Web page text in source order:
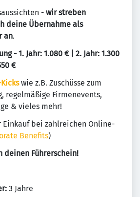
- wir streben
deine Übernahme als
an.
- 1. Jahr: 1.080 € | 2. Jahr: 1.300
€
wie z.B. Zuschüsse zum
regelmäßige Firmenevents,
& vieles mehr!
bei zahlreichen Online-
Benefits)
deinen Führerschein!
3 Jahre